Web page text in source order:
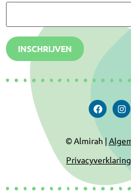
INSCHRIJVEN
© Almirah |
Privacyverklaring